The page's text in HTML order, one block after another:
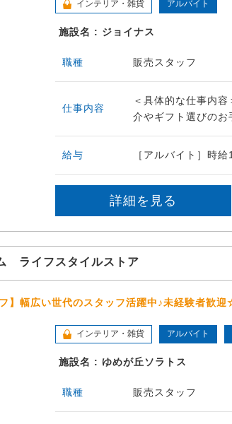
インテリア・雑貨 アルバイト
施設名 : ジョイナス
職種 販売スタッフ
仕事内容
＜具体的な仕事内
介やギフト選びのお
給与 ［アルバイト］時
詳細を見る
ライフスタイルストア
フ】幅広い世代のスタッフ活躍中♪未経験者歓
インテリア・雑貨 アルバイト
施設名 : ゆめが丘ソラトス
職種 販売スタッフ